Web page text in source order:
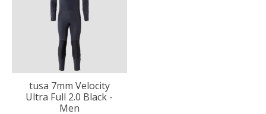
tusa 7mm Velocity
Ultra Full 2.0 Black -
Men